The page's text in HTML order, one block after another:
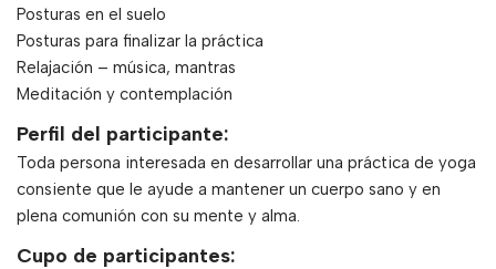
Posturas en el suelo
Posturas para finalizar la práctica
Relajación – música, mantras
Meditación y contemplación
Perfil del participante:
Toda persona interesada en desarrollar una práctica de yoga
consiente que le ayude a mantener un cuerpo sano y en
plena comunión con su mente y alma.
Cupo de participantes: